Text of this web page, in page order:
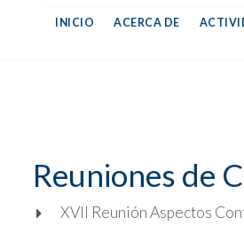
INICIO ACERCA DE
Reuniones de
XVII Reunión Aspectos